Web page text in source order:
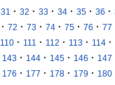
31 · 32 · 33 · 34 · 35 · 36 ·
· 72 · 73 · 74 · 75 · 76 · 77
110 · 111 · 112 · 113 · 114 ·
143 · 144 · 145 · 146 · 147
176 · 177 · 178 · 179 · 180